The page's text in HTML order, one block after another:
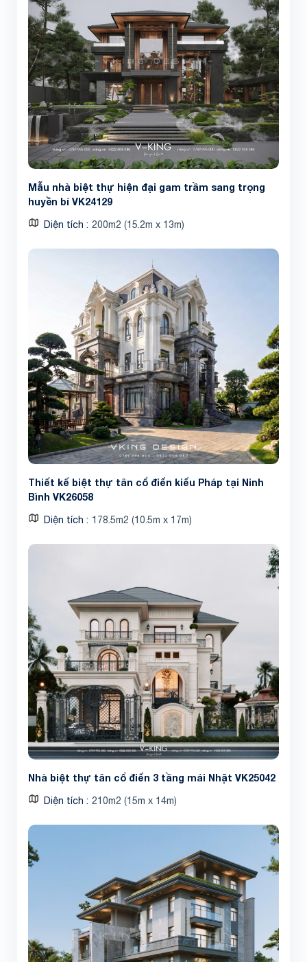
Share
Mẫu nhà biệt thự hiện đại gam trầm sang trọng
huyền bí VK24129
Diện tích 200m2 (15.2m x 13m)
Thiết kế biệt thự tân cổ điển kiểu Pháp tại Ninh
Bình VK26058
Diện tích 178.5m2 (10.5m x 17m)
Nhà biệt thự tân cổ điển 3 tầng mái Nhật VK25042
Diện tích 210m2 (15m x 14m)